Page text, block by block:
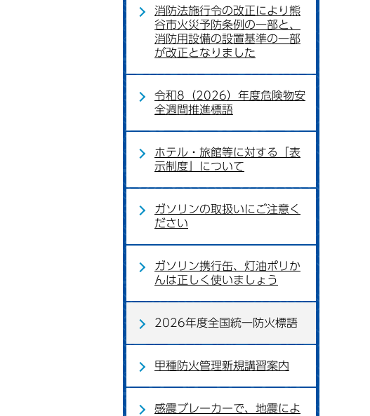
消防法施行令の改正により熊
谷市火災予防条例の一部と、
消防用設備の設置基準の一部
が改正となりました
令和8（2026）年度危険物安
全週間推進標語
ホテル・旅館等に対する「表
示制度」について
ガソリンの取扱いにご注意く
ださい
ガソリン携行缶、灯油ポリか
んは正しく使いましょう
2026年度全国統一防火標語
甲種防火管理新規講習案内
感震ブレーカーで、地震によ